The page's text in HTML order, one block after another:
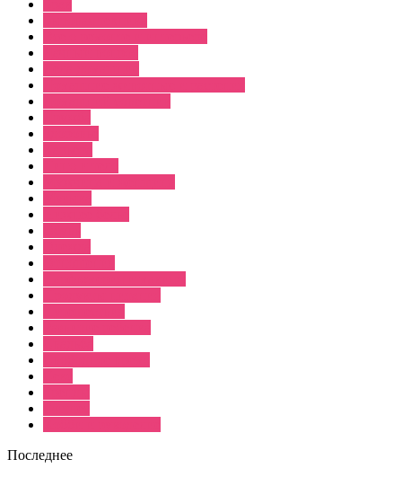
Последнее